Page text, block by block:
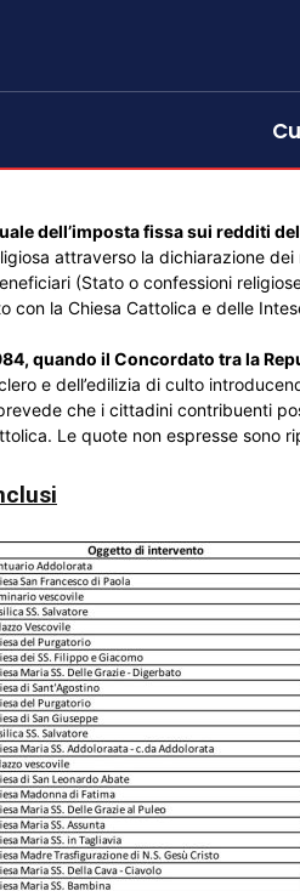
dell’imposta fissa sui redditi
attraverso la dichiarazione
(Stato o confessioni
con la Chiesa Cattolica e delle
quando il Concordato tra la
e dell’edilizia di culto
che i cittadini contribuenti
Le quote non espresse sono